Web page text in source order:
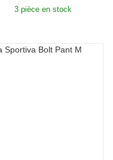
3 pièce en stock